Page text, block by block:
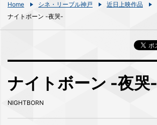
Home シネ・リーブル神戸
近日上映作品
ナイトボーン -夜哭-
ナイトボーン -夜哭-
NIGHTBORN